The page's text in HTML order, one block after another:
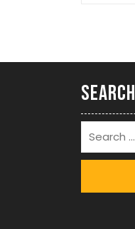
Search